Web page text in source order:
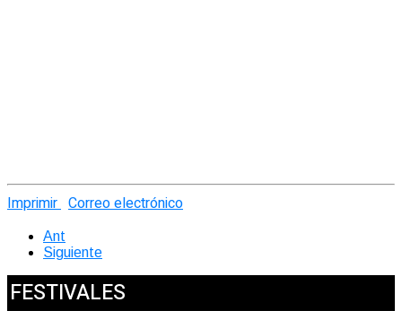
Imprimir Correo electrónico
Ant
Siguiente
FESTIVALES